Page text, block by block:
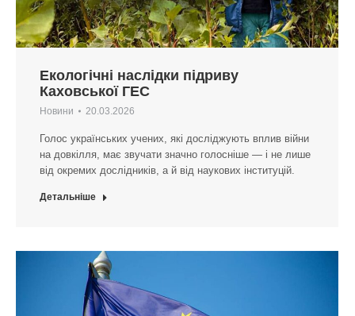
Екологічні наслідки підриву
Каховської ГЕС
Новини 20.03.2026
Голос українських учених, які досліджують вплив війни
на довкілля, має звучати значно голосніше — і не лише
від окремих дослідників, а й від наукових інституцій.
Детальніше